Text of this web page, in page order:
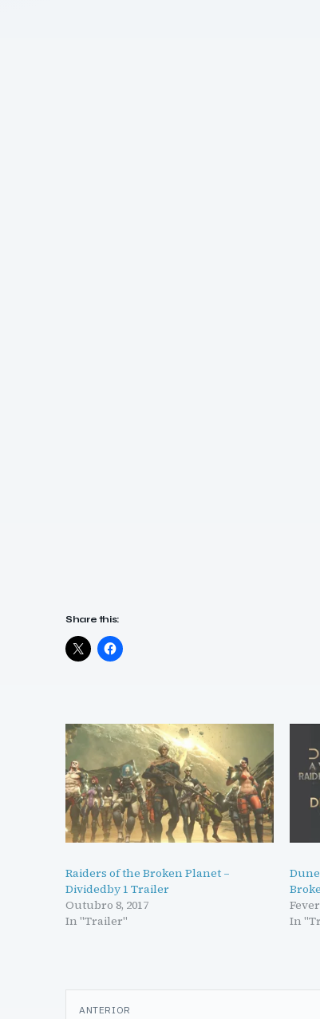
Share this:
Raiders of the Broken Planet –
Dividedby 1 Trailer
Outubro 8, 2017
In "Trailer"
In
Navegação
ANTERIOR